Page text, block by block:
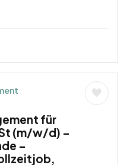
für
(m/w/d) –
–